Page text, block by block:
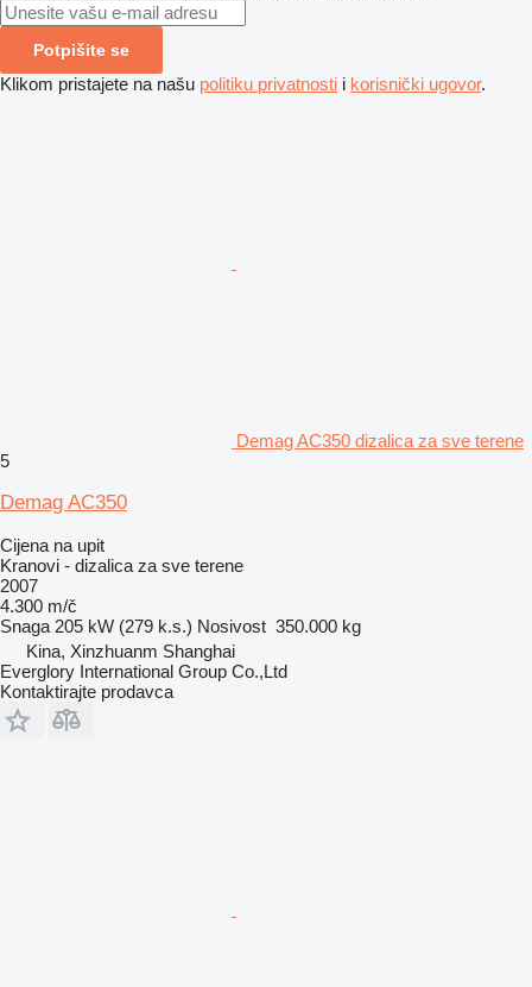
Potpišite se
Klikom pristajete na našu politiku privatnosti i korisnički ugovor.
Demag AC350 dizalica za sve terene
5
Demag AC350
Cijena na upit
Kranovi - dizalica za sve terene
2007
4.300 m/č
Snaga 205 kW (279 k.s.) Nosivost 350.000 kg
Kina, Xinzhuanm Shanghai
Everglory International Group Co.,Ltd
Kontaktirajte prodavca